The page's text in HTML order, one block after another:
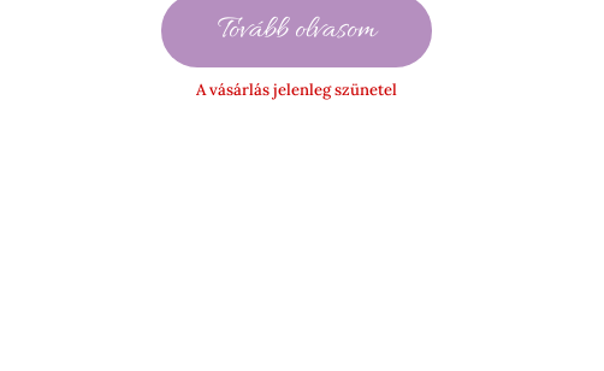
Tovább olvasom
A vásárlás jelenleg szünetel